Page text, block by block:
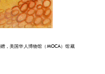
，美国华人博物馆（MOCA）馆藏